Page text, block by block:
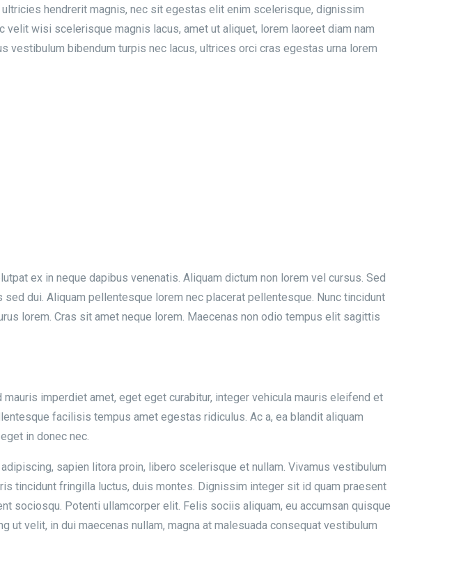
ultricies hendrerit magnis, nec sit egestas elit enim scelerisque, dignissim
wisi scelerisque magnis lacus, amet ut aliquet, lorem laoreet diam nam
vestibulum bibendum turpis nec lacus, ultrices orci cras egestas urna lorem
ex in neque dapibus venenatis. Aliquam dictum non lorem vel cursus. Sed
dui. Aliquam pellentesque lorem nec placerat pellentesque. Nunc tincidunt
lorem. Cras sit amet neque lorem. Maecenas non odio tempus elit sagittis
imperdiet amet, eget eget curabitur, integer vehicula mauris eleifend et
facilisis tempus amet egestas ridiculus. Ac a, ea blandit aliquam
in donec nec.
sapien litora proin, libero scelerisque et nullam. Vivamus vestibulum
tincidunt fringilla luctus, duis montes. Dignissim integer sit id quam praesent
sociosqu. Potenti ullamcorper elit. Felis sociis aliquam, eu accumsan quisque
velit, in dui maecenas nullam, magna at malesuada consequat vestibulum